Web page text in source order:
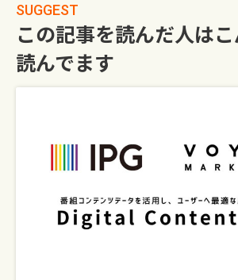
SUGGEST
この記事を読んだ人は
読んでます